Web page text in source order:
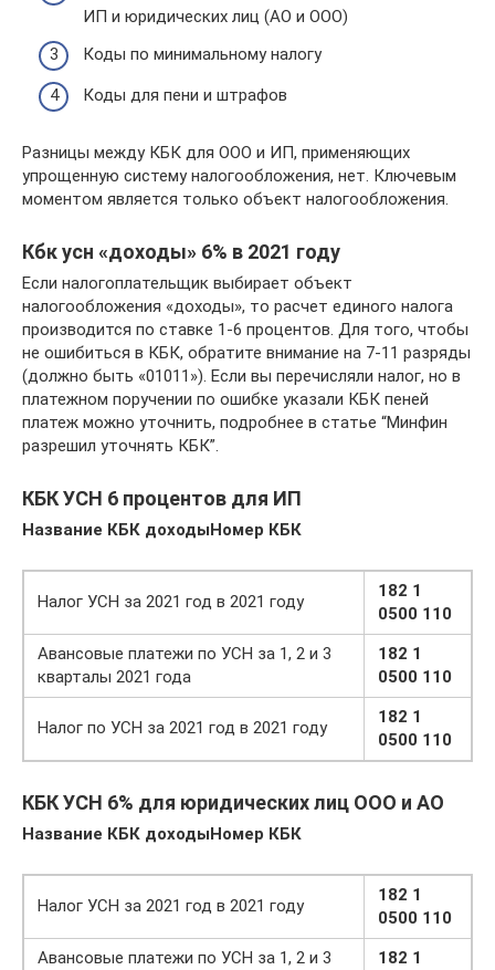
ИП и юридических лиц (АО и ООО)
Коды по минимальному налогу
Коды для пени и штрафов
Разницы между КБК для ООО и ИП, применяющих
упрощенную систему налогообложения, нет. Ключевым
моментом является только объект налогообложения.
Кбк усн «доходы» 6% в 2021 году
Если налогоплательщик выбирает объект
налогообложения «доходы», то расчет единого налога
производится по ставке 1-6 процентов. Для того, чтобы
не ошибиться в КБК, обратите внимание на 7-11 разряды
(должно быть «01011»). Если вы перечисляли налог, но в
платежном поручении по ошибке указали КБК пеней
платеж можно уточнить, подробнее в статье “Минфин
разрешил уточнять КБК”.
КБК УСН 6 процентов для ИП
Название КБК доходыНомер КБК
Налог УСН за 2021 год в 2021 году
182 1
0500 110
Авансовые платежи по УСН за 1, 2 и 3
кварталы 2021 года
182 1
0500 110
Налог по УСН за 2021 год в 2021 году
182 1
0500 110
КБК УСН 6% для юридических лиц ООО и АО
Название КБК доходыНомер КБК
Налог УСН за 2021 год в 2021 году
182 1
0500 110
Авансовые платежи по УСН за 1, 2 и 3
182 1